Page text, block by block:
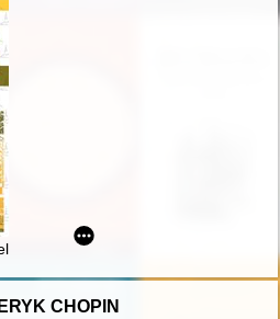
Górze po roku 1989
CHOPIN